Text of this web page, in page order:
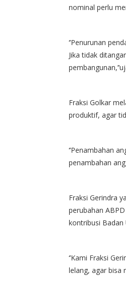
nominal perlu
‘’Penurunan
Jika tidak
Fraksi Golkar
produktif, agar
‘’Penambahan
penambahan
Fraksi Gerindra
perubahan
kontribusi Badan
‘’Kami Fraksi
lelang, agar bisa